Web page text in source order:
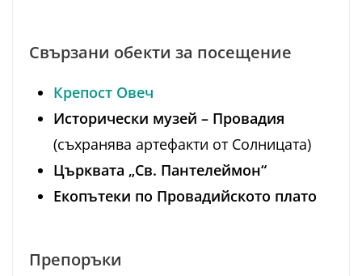
Свързани обекти за посещение
Крепост Овеч
Исторически музей – Провадия
(съхранява артефакти от Солницата)
Църквата „Св. Пантелеймон“
Екопътеки по Провадийското плато
Препоръки